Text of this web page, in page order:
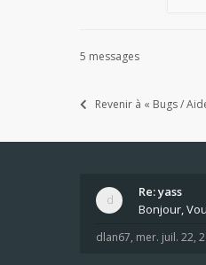
5 messages
Revenir à « Bugs /
Re: yass
dlan67, mer. juil. 22,